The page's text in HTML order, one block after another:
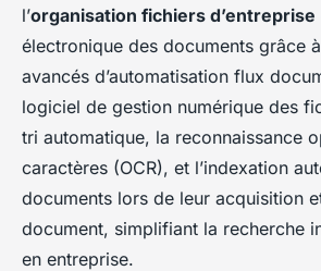
l’organisation fichiers d’entreprise
électronique des documents grâce
avancés d’automatisation flux
logiciel de gestion numérique des
tri automatique, la reconnaissance
caractères (OCR), et l’indexation
documents lors de leur acquisition
document, simplifiant la recherche
en entreprise.